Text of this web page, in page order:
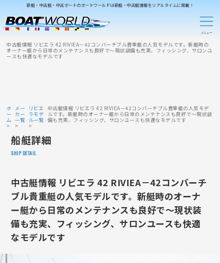
新艇・中古艇・中古ボートのボートワールドは新艇・中古艇情報をリアルタイムに掲載！
中古艇情報 リビエラ 42 RIVIEA－42コンバーチブル貴重艇の人気モデルです。新艇時の
オーナー艇から日常のメンテナンスも良好で～現状装備も充実、フィッシング、サロンユ
ースも快適なモデルです
ホ
ー
ム
メー
カー
一覧
リビエ
ラモデ
ル一覧
中古艇情報 リビエラ 42 RIVIEA－42コンバーチブル貴重艇の人気モデ
ルです。新艇時のオーナー艇から日常のメンテナンスも良好で～現状装
備も充実、フィッシング、サロンユースも快適なモデルです
船艇詳細
SHIP DETAIL
中古艇情報 リビエラ 42 RIVIEA－42コンバーチ
ブル貴重艇の人気モデルです。新艇時のオーナ
ー艇から日常のメンテナンスも良好で～現状装
備も充実、フィッシング、サロンユースも快適
なモデルです